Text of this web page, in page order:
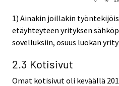
1) Ainakin joillakin
etäyhteyteen yrityksen
sovelluksiin, osuus luokan
2.3 Kotisivut
Omat kotisivut oli keväällä